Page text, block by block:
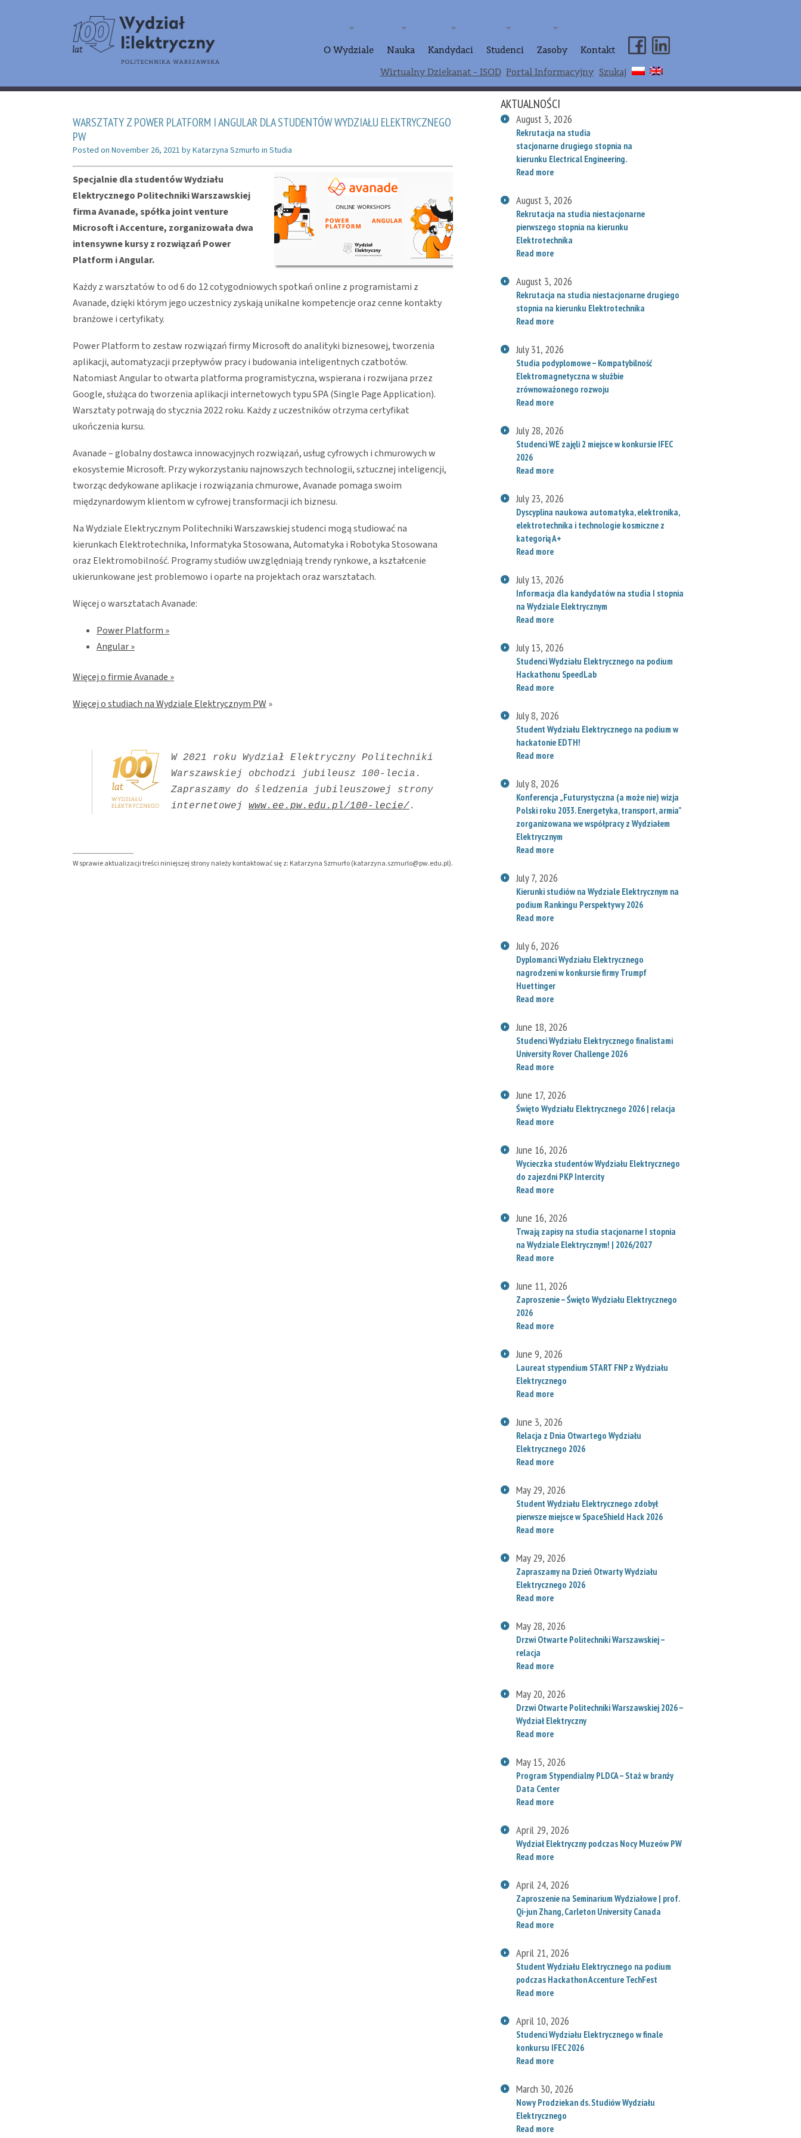
O Wydziale Nauka Kandydaci Studenci Zasoby
Kontakt
Wirtualny Dziekanat - ISOD Portal Informacyjny Szukaj
WARSZTATY Z POWER PLATFORM I ANGULAR DLA STUDENTÓW WYDZIAŁU ELEKTRYCZNEGO
PW
Posted on November 26, 2021 byKatarzyna Szmurło in Studia
Specjalnie dla studentów Wydziału
Elektrycznego Politechniki Warszawskiej
firma Avanade, spółka joint venture
Microsoft i Accenture, zorganizowała dwa
intensywne kursy z rozwiązań Power
Platform i Angular.
Każdy z warsztatów to od 6 do 12 cotygodniowych spotkań online z programistami z
Avanade, dzięki którym jego uczestnicy zyskają unikalne kompetencje oraz cenne kontakty
branżowe i certyfikaty.
Power Platform to zestaw rozwiązań firmy Microsoft do analityki biznesowej, tworzenia
aplikacji, automatyzacji przepływów pracy i budowania inteligentnych czatbotów.
Natomiast Angular to otwarta platforma programistyczna, wspierana i rozwijana przez
Google, służąca do tworzenia aplikacji internetowych typu SPA (Single Page Application).
Warsztaty potrwają do stycznia 2022 roku. Każdy z uczestników otrzyma certyfikat
ukończenia kursu.
Avanade – globalny dostawca innowacyjnych rozwiązań, usług cyfrowych i chmurowych w
ekosystemie Microsoft. Przy wykorzystaniu najnowszych technologii, sztucznej inteligencji,
tworząc dedykowane aplikacje i rozwiązania chmurowe, Avanade pomaga swoim
międzynardowym klientom w cyfrowej transformacji ich biznesu.
Na Wydziale Elektrycznym Politechniki Warszawskiej studenci mogą studiować na
kierunkach Elektrotechnika, Informatyka Stosowana, Automatyka i Robotyka Stosowana
oraz Elektromobilność. Programy studiów uwzględniają trendy rynkowe, a kształcenie
ukierunkowane jest problemowo i oparte na projektach oraz warsztatach.
Więcej o warsztatach Avanade:
Power Platform »
Angular »
Więcej o firmie Avanade »
Więcej o studiach na Wydziale Elektrycznym PW »
W 2021 roku Wydział Elektryczny Politechniki
Warszawskiej obchodzi jubileusz 100-lecia.
Zapraszamy do śledzenia jubileuszowej strony
internetowej www.ee.pw.edu.pl/100-lecie/ .
W sprawie aktualizacji treści niniejszej strony należy kontaktować się z: Katarzyna Szmurło (katarzyna.szmurlo@pw.edu.pl).
AKTUALNOŚCI
August 3, 2026
Rekrutacja na studia
stacjonarne drugiego stopnia na
kierunku Electrical Engineering.
Read more
August 3, 2026
Rekrutacja na studia niestacjonarne
pierwszego stopnia na kierunku
Elektrotechnika
Read more
August 3, 2026
Rekrutacja na studia niestacjonarne drugiego
stopnia na kierunku Elektrotechnika
Read more
July 31, 2026
Studia podyplomowe – Kompatybilność
Elektromagnetyczna w służbie
zrównoważonego rozwoju
Read more
July 28, 2026
Studenci WE zajęli 2 miejsce w konkursie IFEC
2026
Read more
July 23, 2026
Dyscyplina naukowa automatyka, elektronika,
elektrotechnika i technologie kosmiczne z
kategorią A+
Read more
July 13, 2026
Informacja dla kandydatów na studia I stopnia
na Wydziale Elektrycznym
Read more
July 13, 2026
Studenci Wydziału Elektrycznego na podium
Hackathonu SpeedLab
Read more
July 8, 2026
Student Wydziału Elektrycznego na podium w
hackatonie EDTH!
Read more
July 8, 2026
Konferencja „Futurystyczna (a może nie) wizja
Polski roku 2033. Energetyka, transport, armia”
zorganizowana we współpracy z Wydziałem
Elektrycznym
Read more
July 7, 2026
Kierunki studiów na Wydziale Elektrycznym na
podium Rankingu Perspektywy 2026
Read more
July 6, 2026
Dyplomanci Wydziału Elektrycznego
nagrodzeni w konkursie firmy Trumpf
Huettinger
Read more
June 18, 2026
Studenci Wydziału Elektrycznego finalistami
University Rover Challenge 2026
Read more
June 17, 2026
Święto Wydziału Elektrycznego 2026 | relacja
Read more
June 16, 2026
Wycieczka studentów Wydziału Elektrycznego
do zajezdni PKP Intercity
Read more
June 16, 2026
Trwają zapisy na studia stacjonarne I stopnia
na Wydziale Elektrycznym! | 2026/2027
Read more
June 11, 2026
Zaproszenie – Święto Wydziału Elektrycznego
2026
Read more
June 9, 2026
Laureat stypendium START FNP z Wydziału
Elektrycznego
Read more
June 3, 2026
Relacja z Dnia Otwartego Wydziału
Elektrycznego 2026
Read more
May 29, 2026
Student Wydziału Elektrycznego zdobył
pierwsze miejsce w SpaceShield Hack 2026
Read more
May 29, 2026
Zapraszamy na Dzień Otwarty Wydziału
Elektrycznego 2026
Read more
May 28, 2026
Drzwi Otwarte Politechniki Warszawskiej –
relacja
Read more
May 20, 2026
Drzwi Otwarte Politechniki Warszawskiej 2026 –
Wydział Elektryczny
Read more
May 15, 2026
Program Stypendialny PLDCA – Staż w branży
Data Center
Read more
April 29, 2026
Wydział Elektryczny podczas Nocy Muzeów PW
Read more
April 24, 2026
Zaproszenie na Seminarium Wydziałowe | prof.
Qi-jun Zhang, Carleton University Canada
Read more
April 21, 2026
Student Wydziału Elektrycznego na podium
podczas Hackathon Accenture TechFest
Read more
April 10, 2026
Studenci Wydziału Elektrycznego w finale
konkursu IFEC 2026
Read more
March 30, 2026
Nowy Prodziekan ds. Studiów Wydziału
Elektrycznego
Read more